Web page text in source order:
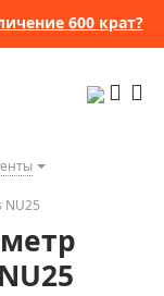
600 крат?
NU25